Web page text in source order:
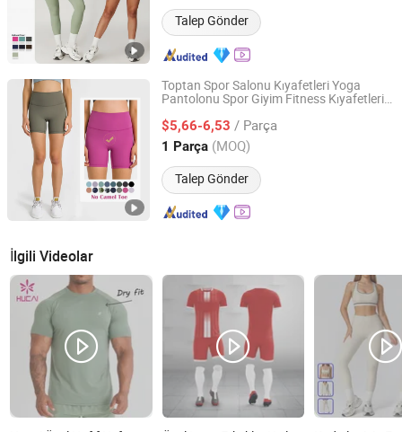
Talep Gönder
Toptan Spor Salonu Kıyafetleri Yoga
Pantolonu Spor Giyim Fitness Kıyafetleri
Bisiklet Yoga Şortları Fitness Spor Giyim
$5,66-6,53 / Parça
1 Parça (MOQ)
Talep Gönder
Xiamen Evaricky Trading Co., Ltd.
Fujian, China Fiyat 2022
İlgili Videolar